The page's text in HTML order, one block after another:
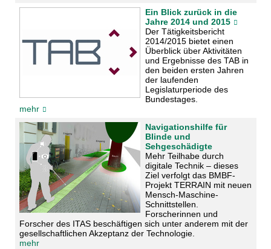
Ein Blick zurück in die
Jahre 2014 und 2015
Der Tätigkeitsbericht
2014/2015 bietet einen
Überblick über Aktivitäten
und Ergebnisse des TAB in
den beiden ersten Jahren
der laufenden
Legislaturperiode des
Bundestages.
mehr
Navigationshilfe für
Blinde und
Sehgeschädigte
Mehr Teilhabe durch
digitale Technik – dieses
Ziel verfolgt das BMBF-
Projekt TERRAIN mit neuen
Mensch-Maschine-
Schnittstellen.
Forscherinnen und
Forscher des ITAS beschäftigen sich unter anderem mit der
gesellschaftlichen Akzeptanz der Technologie.
mehr